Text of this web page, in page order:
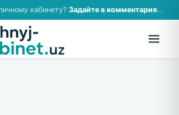
кабинету? Задайте в комментариях — ответим!